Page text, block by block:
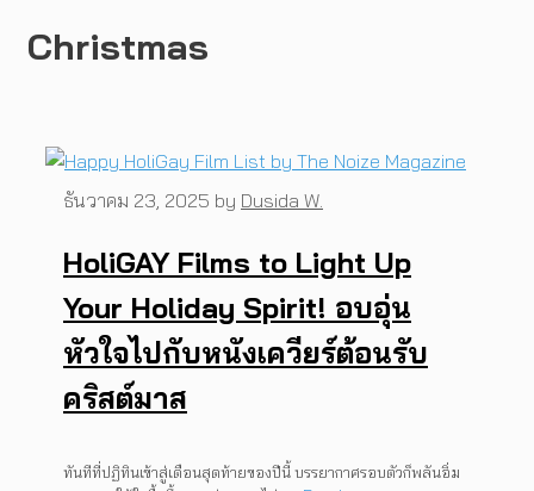
Christmas
HoliGAY Films to Light Up
Your Holiday Spirit! อบอุ่น
หัวใจไปกับหนังเควียร์ต้อนรับ
คริสต์มาส
ธันวาคม 23, 2025 by Dusida W.
ทันทีที่ปฏิทินเข้าสู่เดือนสุดท้ายของปีนี้ บรรยากาศรอบตัวก็พลันอิ่ม